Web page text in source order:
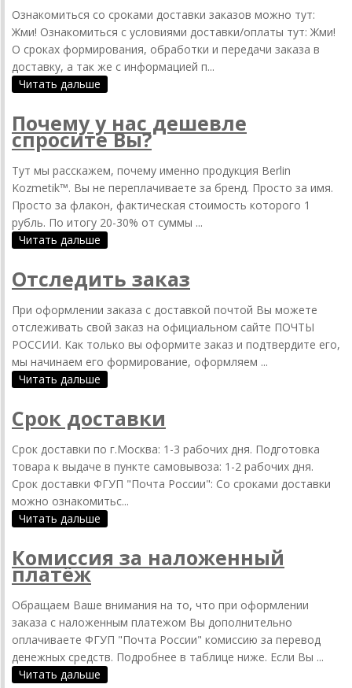
Ознакомиться со сроками доставки заказов можно тут:
Жми! Ознакомиться с условиями доставки/оплаты тут: Жми!
О сроках формирования, обработки и передачи заказа в
доставку, а так же с информацией п...
Читать дальше
Почему у нас дешевле
спросите Вы?
Тут мы расскажем, почему именно продукция Berlin
Kozmetik™. Вы не переплачиваете за бренд. Просто за имя.
Просто за флакон, фактическая стоимость которого 1
рубль. По итогу 20-30% от суммы ...
Читать дальше
Отследить заказ
При оформлении заказа с доставкой почтой Вы можете
отслеживать свой заказ на официальном сайте ПОЧТЫ
РОССИИ. Как только вы оформите заказ и подтвердите его,
мы начинаем его формирование, оформляем ...
Читать дальше
Срок доставки
Срок доставки по г.Москва: 1-3 рабочих дня. Подготовка
товара к выдаче в пункте самовывоза: 1-2 рабочих дня.
Срок доставки ФГУП "Почта России": Со сроками доставки
можно ознакомитьс...
Читать дальше
Комиссия за наложенный
платёж
Обращаем Ваше внимания на то, что при оформлении
заказа с наложенным платежом Вы дополнительно
оплачиваете ФГУП "Почта России" комиссию за перевод
денежных средств. Подробнее в таблице ниже. Если Вы ...
Читать дальше